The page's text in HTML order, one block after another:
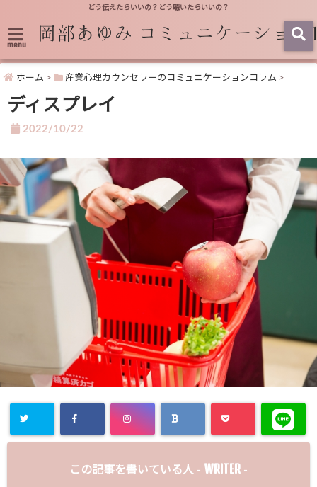
どう伝えたらいいの？どう聴いたらいいの？
menu
ホーム > 産業心理カウンセラーのコミュニケーションコラム >
ディスプレイ
2022/10/22
この記事を書いている人 - WRITER -